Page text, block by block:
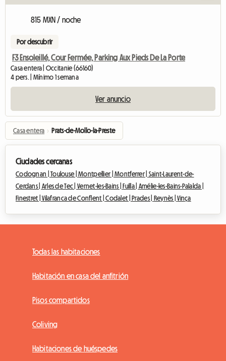
815 MXN / noche
Por descubrir
F3 Ensoleillé, Cour Fermée, Parking Aux Pieds De La Porte
Casa entera | Occitanie (66160)
4 pers. | Mínimo 1 semana
Ver anuncio
Casa entera › Prats-de-Mollo-la-Preste
Ciudades cercanas
Codognan |Toulouse |Montpellier |Montferrer | Saint-Laurent-de-
Cerdans | Arles de Tec |Vernet-les-Bains | Fuilla | Amélie-les-Bains-Palalda |
Finestret |Vilafranca de Conflent |Codalet | Prades | Reynès |Vinça
Todas las habitaciones
Habitación en casa del anfitrión
Pisos compartidos
Coliving
Habitaciones de huéspedes